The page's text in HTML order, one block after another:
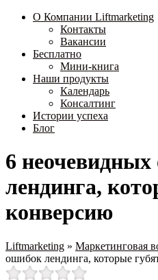
О Компании Liftmarketing
Контакты
Вакансии
Бесплатно
Мини-книга
Наши продукты
Календарь
Консалтинг
Истории успеха
Блог
6
лендинга,
конверсию
Liftmarketing » Маркетинговая
ошибок лендинга, которые